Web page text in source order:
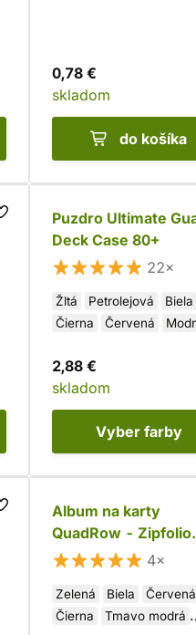
0,78 €
skladom
do košíka
Puzdro Ultimate
Deck Case 80+
22×
Žltá Petrolejová
Biela
Čierna
Červená
Fialová
2,88 €
skladom
Vyber farby
Album na karty
QuadRow - Zipfolio
XenoSkin
4×
Zelená Biela
Červená
Čierna
Tmavo modrá